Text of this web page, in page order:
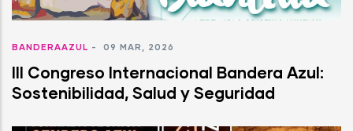
BANDERAAZUL - 09 MAR, 2026
III Congreso Internacional Bandera Azul:
Sostenibilidad, Salud y Seguridad